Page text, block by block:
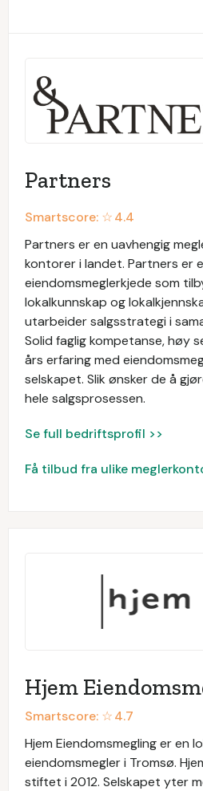
Partners
Smartscore: ☆4.4
Partners er en uavhengig
kontorer i landet. Partners er
eiendomsmeglerkjede som
lokalkunnskap og
utarbeider salgsstrategi i
Solid faglig kompetanse, høy
års erfaring med
selskapet. Slik ønsker de å
hele salgsprosessen.
Se full bedriftsprofil >>
Få tilbud fra ulike
Hjem
Smartscore: ☆4.7
Hjem Eiendomsmegling er en
eiendomsmegler i Tromsø.
stiftet i 2012. Selskapet yter